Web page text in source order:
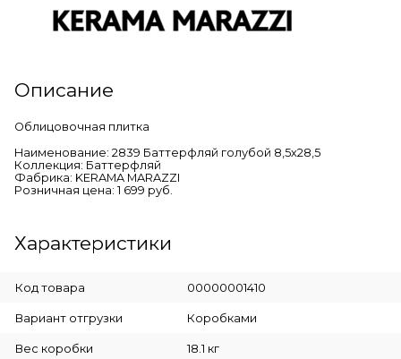
Описание
Облицовочная плитка
Наименование: 2839 Баттерфляй голубой 8,5х28,5
Коллекция: Баттерфляй
Фабрика: KERAMA MARAZZI
Розничная цена: 1 699 руб.
Характеристики
Код товара 00000001410
Вариант отгрузки Коробками
Вес коробки 18.1 кг